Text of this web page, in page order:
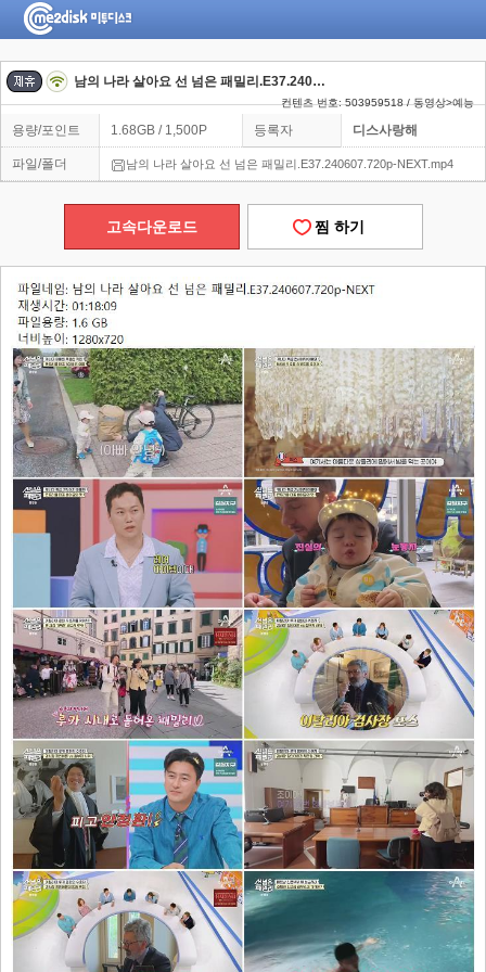
남의 나라 살아요 선 넘은 패밀리.E37.240607.720p-NEXT
컨텐츠 번호: 503959518 / 동영상>예능
용량/포인트 1.68GB / 1,500P 등록자 디스사랑해
파일/폴더 남의 나라 살아요 선 넘은 패밀리.E37.240607.720p-NEXT.mp4
고속다운로드 찜 하기